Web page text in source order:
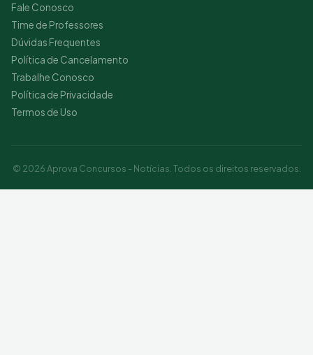
Fale Conosco
Time de Professores
Dúvidas Frequentes
Política de Cancelamento
Trabalhe Conosco
Política de Privacidade
Termos de Uso
© 2026 Aprova Concursos - Notícias. Todos os direitos reservados.